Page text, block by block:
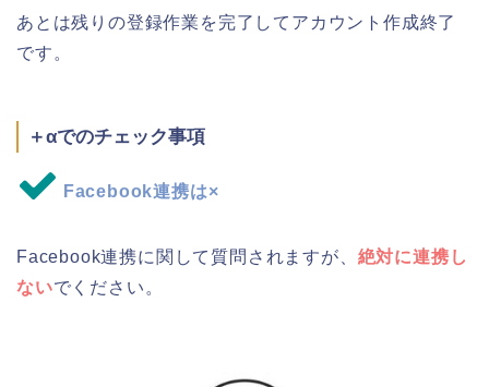
あとは残りの登録作業を完了してアカウント作成終了
です。
＋αでのチェック事項
Facebook連携は×
Facebook連携に関して質問されますが、 絶対に連携し
ないでください。